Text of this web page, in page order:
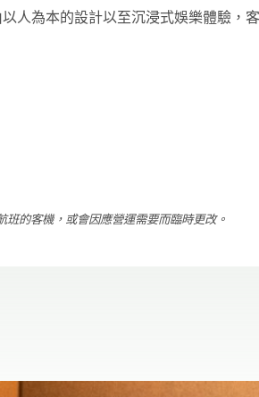
人為本的設計以至沉浸式娛樂體驗，
的客機，或會因應營運需要而臨時更改。